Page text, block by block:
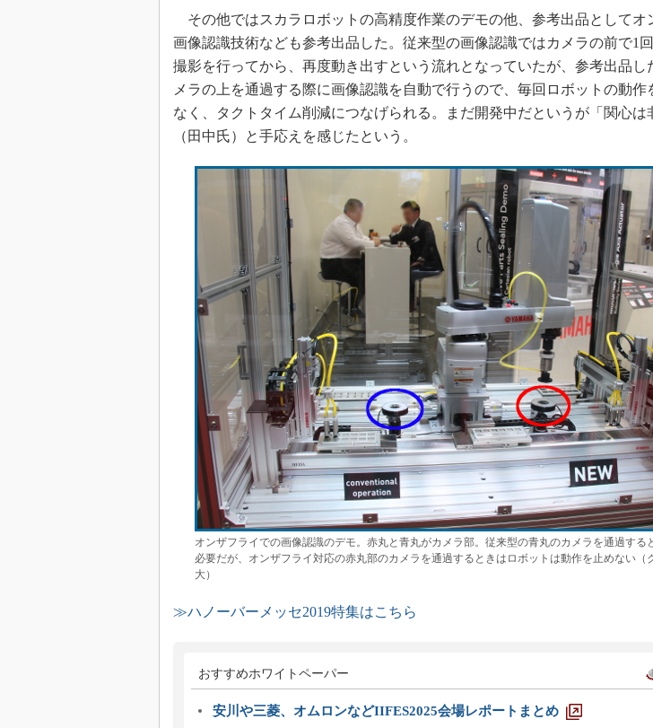
その他ではスカラロボットの高精度作業のデモの他、参考出品としてオ
画像認識技術なども参考出品した。従来型の画像認識ではカメラの前で1回
撮影を行ってから、再度動き出すという流れとなっていたが、参考出品し
メラの上を通過する際に画像認識を自動で行うので、毎回ロボットの動作
なく、タクトタイム削減につなげられる。まだ開発中だというが「関心は
（田中氏）と手応えを感じたという。
オンザフライでの画像認識のデモ。赤丸と青丸がカメラ部。従来型の青丸のカメラを通過する
必要だが、オンザフライ対応の赤丸部のカメラを通過するときはロボットは動作を止めない（
大）
≫ハノーバーメッセ2019特集はこちら
おすすめホワイトペーパー
安川や三菱、オムロンなどIIFES2025会場レポートまとめ